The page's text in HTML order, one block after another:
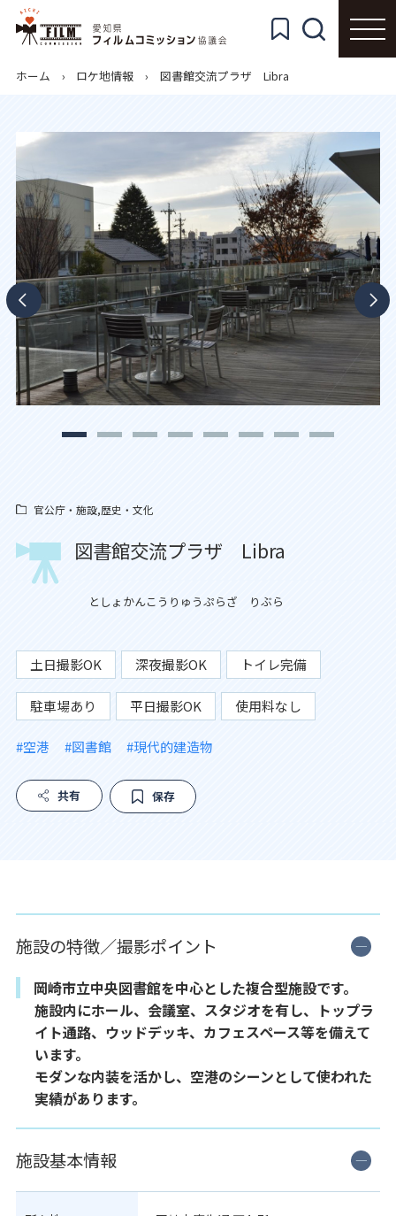
ホーム ロケ地情報 図書館交流プラザ Libra
官公庁・施設,歴史・文化
図書館交流プラザ Libra
としょかんこうりゅうぷらざ りぶら
土日撮影OK 深夜撮影OK トイレ完備
駐車場あり 平日撮影OK 使用料なし
#空港 #図書館 #現代的建造物
共有 保存
施設の特徴／撮影ポイント
岡崎市立中央図書館を中心とした複合型施設です。
施設内にホール、会議室、スタジオを有し、トップラ
イト通路、ウッドデッキ、カフェスペース等を備えて
います。
モダンな内装を活かし、空港のシーンとして使われた
実績があります。
施設基本情報